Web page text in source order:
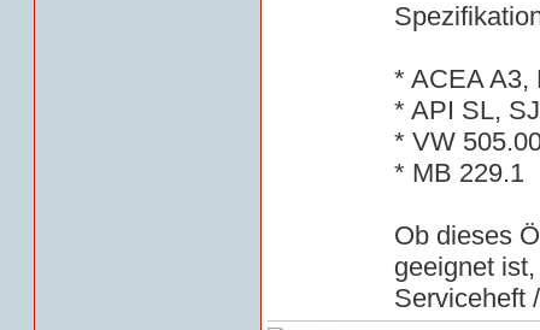
* ACEA A3,
* API SL,
* VW
* MB 229.1
Ob dieses
geeignet
Serviceheft